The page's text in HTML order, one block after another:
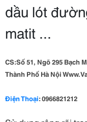
dầu lót
matit ...
CS:Số 51, Ngõ 295 Bạch
Thành Phố Hà Nội
Điện Thoại: 0966821212